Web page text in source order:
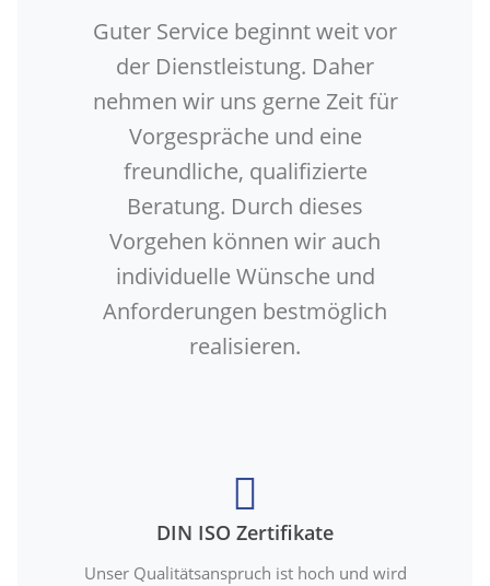
Guter Service beginnt weit vor
der Dienstleistung. Daher
nehmen wir uns gerne Zeit für
Vorgespräche und eine
freundliche, qualifizierte
Beratung. Durch dieses
Vorgehen können wir auch
individuelle Wünsche und
Anforderungen bestmöglich
realisieren.
DIN ISO Zertifikate
Unser Qualitätsanspruch ist hoch und wird